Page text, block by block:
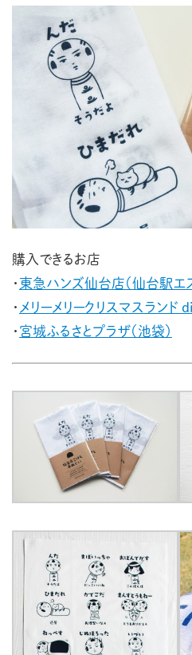
購入できるお店
・ 東急ハンズ仙台店（仙台駅エ
・ メリーメリークリスマスランド
・ 宮城ふるさとプラザ（池袋）